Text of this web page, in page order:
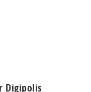
Digipolis